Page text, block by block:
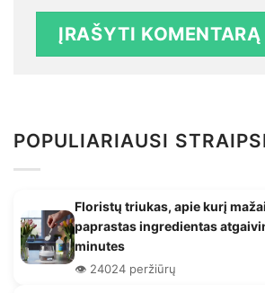
POPULIARIAUSI
Floristų triukas, apie kurį
paprastas ingredientas
minutes
👁️ 24024 peržiūrų